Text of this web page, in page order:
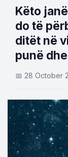
Këto
do të
ditët në
punë
📅 28 October